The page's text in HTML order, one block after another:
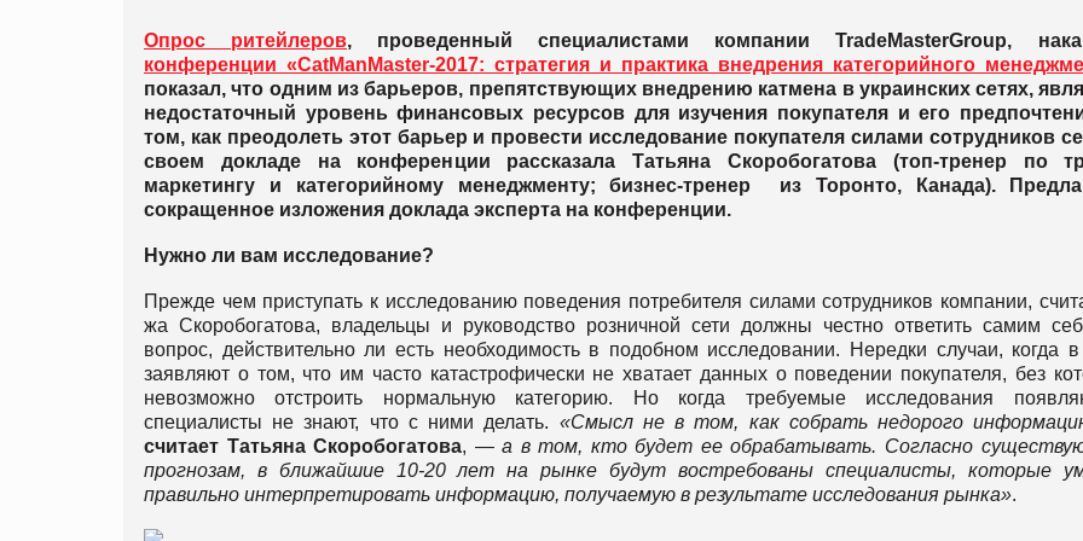
Опрос ритейлеров, проведенный специалистами компании TradeMasterGroup,
конференции «CatManMaster-2017: стратегия и практика внедрения категорийного
показал, что одним из барьеров, препятствующих внедрению катмена в украинских сетях,
недостаточный уровень финансовых ресурсов для изучения покупателя и его
том, как преодолеть этот барьер и провести исследование покупателя силами сотрудников
своем докладе на конференции рассказала Татьяна Скоробогатова (топ-тренер по
маркетингу и категорийному менеджменту; бизнес-тренер из Торонто, Канада).
сокращенное изложения доклада эксперта на конференции.
Нужно ли вам исследование?
Прежде чем приступать к исследованию поведения потребителя силами сотрудников компании,
жа Скоробогатова, владельцы и руководство розничной сети должны честно ответить самим
вопрос, действительно ли есть необходимость в подобном исследовании. Нередки случаи, когда в
заявляют о том, что им часто катастрофически не хватает данных о поведении покупателя, без
невозможно отстроить нормальную категорию. Но когда требуемые исследования
специалисты не знают, что с ними делать. «Смысл не в том, как собрать недорого
считает Татьяна Скоробогатова, —а в том, кто будет ее обрабатывать. Согласно
прогнозам, в ближайшие 10-20 лет на рынке будут востребованы специалисты, которые
правильно интерпретировать информацию, получаемую в результате исследования рынка».